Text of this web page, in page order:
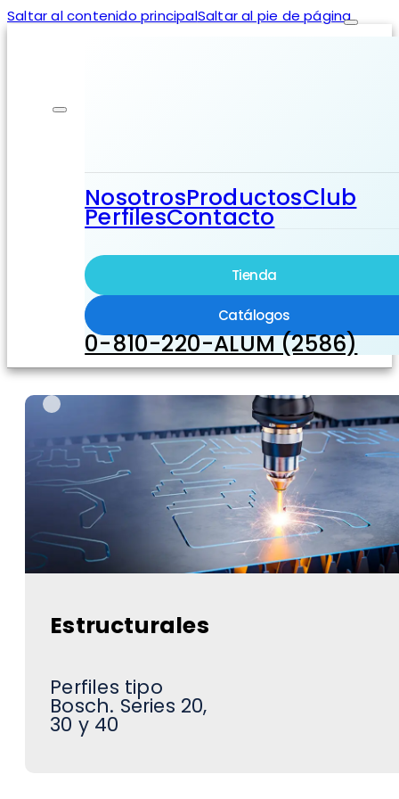
Saltar al contenido principalSaltar al pie de página
NosotrosProductosClub
PerfilesContacto
Tienda
Catálogos
0-810-220-ALUM (2586)
Estructurales
Perfiles tipo
Bosch. Series 20,
30 y 40